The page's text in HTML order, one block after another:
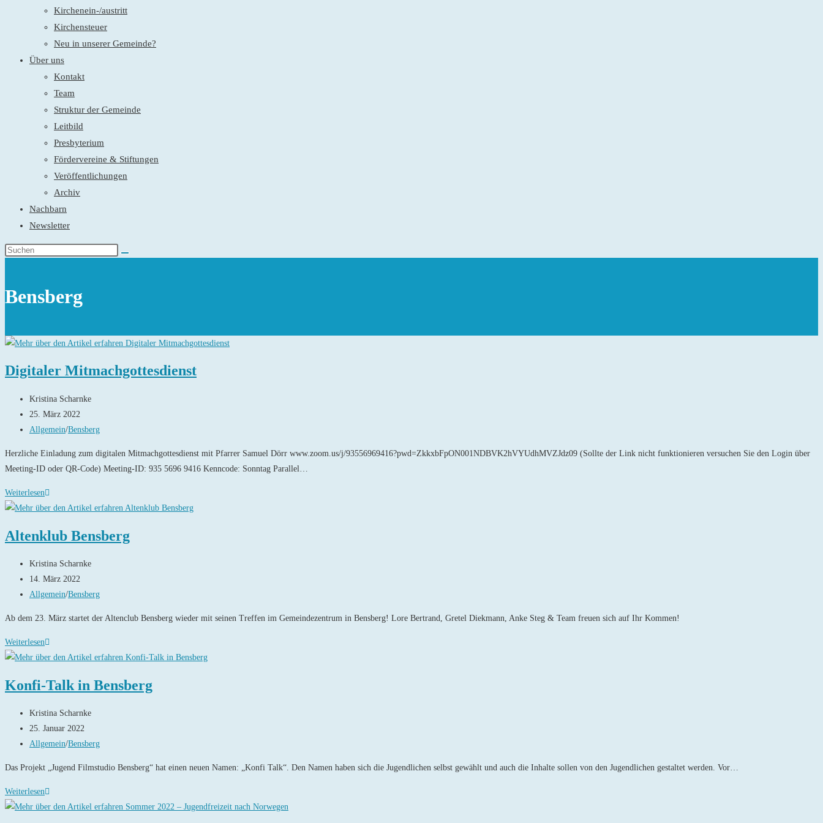
Kirchenein-/austritt
Kirchensteuer
Neu in unserer Gemeinde?
Über uns
Kontakt
Team
Struktur der Gemeinde
Leitbild
Presbyterium
Fördervereine & Stiftungen
Veröffentlichungen
Archiv
Nachbarn
Newsletter
Bensberg
Digitaler Mitmachgottesdienst
Beitrags-
Autor:
Kristina Scharnke
Beitrag
veröffentlicht:
25. März 2022
Beitrags-
Allgemein/Bensberg
Herzliche Einladung zum digitalen Mitmachgottesdienst mit Pfarrer Samuel Dörr www.zoom.us/j/93556969416?pwd=ZkkxbFpON001NDBVK2hVYUdhMVZJdz09 (Sollte der Link nicht funktionieren versuchen Sie den Login über
Meeting-ID oder QR-Code) Meeting-ID: 935 5696 9416 Kenncode: Sonntag Parallel…
WeiterlesenDigitaler
Mitmachgottesdienst
Altenklub Bensberg
Beitrags-
Autor:
Kristina Scharnke
Beitrag
veröffentlicht:
14. März 2022
Beitrags-
Allgemein/Bensberg
Ab dem 23. März startet der Altenclub Bensberg wieder mit seinen Treffen im Gemeindezentrum in Bensberg! Lore Bertrand, Gretel Diekmann, Anke Steg & Team freuen sich auf Ihr Kommen!
WeiterlesenAltenklub
Bensberg
Konfi-Talk in Bensberg
Beitrags-
Autor:
Kristina Scharnke
Beitrag
veröffentlicht:
25. Januar 2022
Beitrags-
Allgemein/Bensberg
Das Projekt „Jugend Filmstudio Bensberg“ hat einen neuen Namen: „Konfi Talk“. Den Namen haben sich die Jugendlichen selbst gewählt und auch die Inhalte sollen von den Jugendlichen gestaltet werden. Vor…
WeiterlesenKonfi-
Talk